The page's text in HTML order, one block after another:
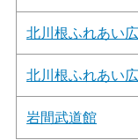
北川根ふれあい
北川根ふれあい
岩間武道館